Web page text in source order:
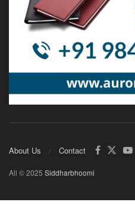
About Us Contact
All © 2025 Siddharbhoomi